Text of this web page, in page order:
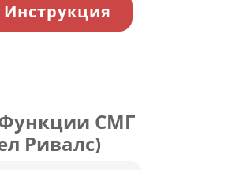
Инструкция
СМГ
Ривалс)